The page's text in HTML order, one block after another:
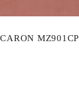
MZ901CP